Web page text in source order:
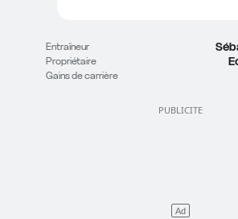
Entraîneur
Propriétaire
Gains de carrière